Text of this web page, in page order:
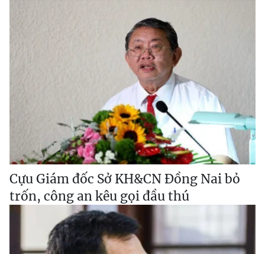
Cựu Giám đốc Sở KH&CN Đồng Nai bỏ
trốn, công an kêu gọi đầu thú